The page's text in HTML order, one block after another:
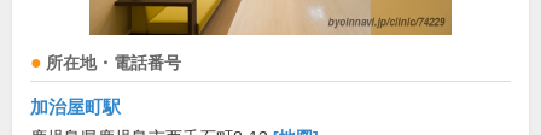
所在地・電話番号
加治屋町駅